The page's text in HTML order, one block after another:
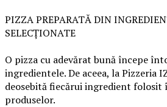
PIZZA PREPARATĂ DIN
SELECȚIONATE
O pizza cu adevărat bună începe
ingredientele. De aceea, la Pizzeria
deosebită fiecărui ingredient folosit
produselor.